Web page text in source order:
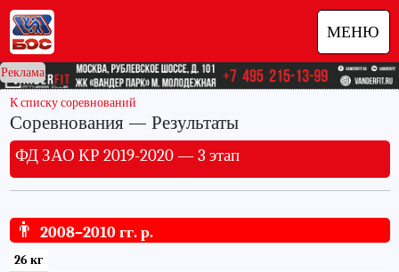
МЕНЮ
Реклама
К списку соревнований
Соревнования — Результаты
ФД ЗАО КР 2019-2020 — 3 этап
👨 2008–2010 гг. р.
26 кг